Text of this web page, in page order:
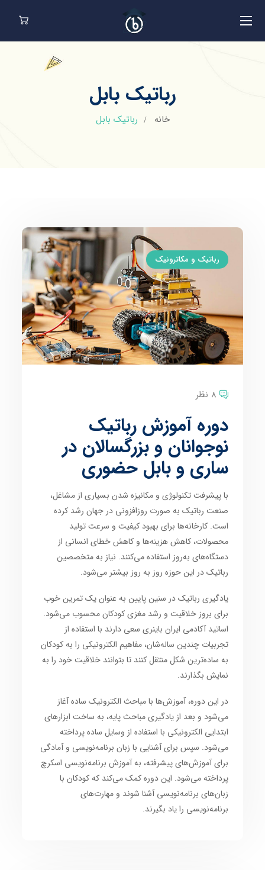
رباتیک بابل
خانه رباتیک بابل
رباتیک و مکاترونیک
8 نظر
دوره آموزش رباتیک
نوجوانان و بزرگسالان در
ساری و بابل حضوری
با پیشرفت تکنولوژی و مکانیزه شدن بسیاری از مشاغل،
صنعت رباتیک به صورت روزافزونی در جهان رشد کرده
است. کارخانه‌ها برای بهبود کیفیت و سرعت تولید
محصولات، کاهش هزینه‌ها و کاهش خطای انسانی از
دستگاه‌های به‌روز استفاده می‌کنند. نیاز به متخصصین
رباتیک در این حوزه روز به روز بیشتر می‌شود.
یادگیری رباتیک در سنین پایین به عنوان یک تمرین خوب
برای بروز خلاقیت و رشد مغزی کودکان محسوب می‌شود.
اساتید آکادمی ایران باینری سعی دارند با استفاده از
تجربیات چندین ساله‌شان، مفاهیم الکترونیکی را به کودکان
به ساده‌ترین شکل منتقل کنند تا بتوانند خلاقیت خود را به
نمایش بگذارند.
در این دوره، آموزش‌ها با مباحث الکترونیک ساده آغاز
می‌شود و بعد از یادگیری مباحث پایه، به ساخت ابزارهای
ابتدایی الکترونیکی با استفاده از وسایل ساده پرداخته
می‌شود. سپس برای آشنایی با زبان برنامه‌نویسی و آمادگی
برای آموزش‌های پیشرفته، به آموزش برنامه‌نویسی اسکرچ
پرداخته می‌شود. این دوره کمک می‌کند که کودکان با
زبان‌های برنامه‌نویسی آشنا شوند و مهارت‌های
برنامه‌نویسی را یاد بگیرند.